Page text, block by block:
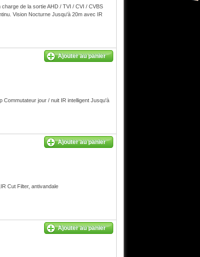
de la sortie AHD / TVI / CVI / CVBS
Vision Nocturne Jusqu'à 20m avec IR
Ajouter au panier
Commutateur jour / nuit IR intelligent Jusqu'à
Ajouter au panier
Cut Filter, antivandale
Ajouter au panier